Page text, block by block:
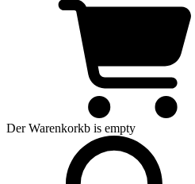
Der Warenkorkb is empty